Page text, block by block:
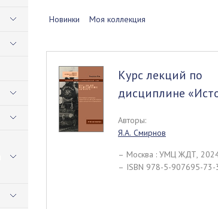
Новинки Моя коллекция
Курс лекций по
дисциплине
Авторы:
Я.А. Смирнов
– Москва : УМЦ ЖДТ,
– ISBN 978-5-907695-73-